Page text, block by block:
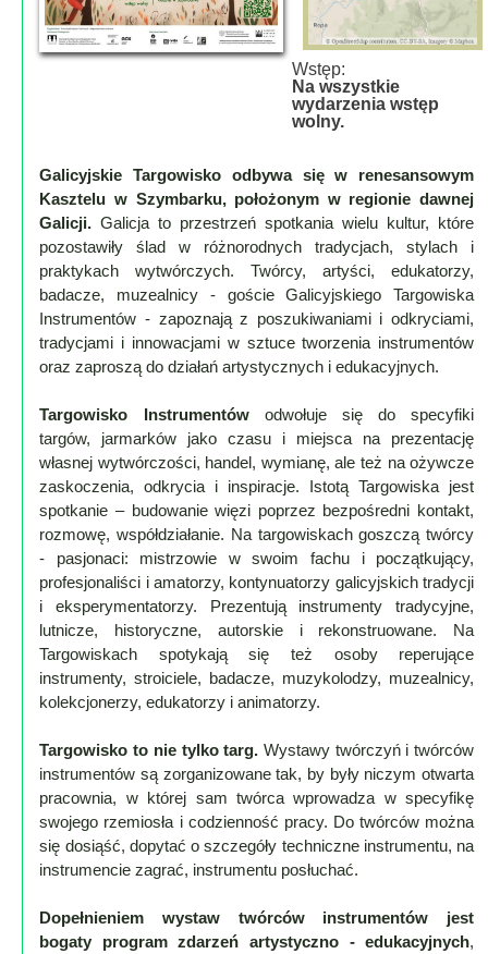
Firmy
Historia
Beskid
Niski
Pogórze
Kalendarz
imprez
wydarzeń...
Mapa
zdjęciami
Mapa
filmami
Mapa
filmy
Trasy
Przepisy
Dodaj
przepis
Forum
Świat
Wstęp:
Na wszystkie
wydarzenia wstęp
wolny.
Galicyjskie Targowisko odbywa się w renesansowym
Kasztelu w Szymbarku, położonym w regionie dawnej
Galicji.Galicja to przestrzeń spotkania wielu kultur, które
pozostawiły ślad w różnorodnych tradycjach, stylach i
praktykach wytwórczych. Twórcy, artyści, edukatorzy,
badacze, muzealnicy - goście Galicyjskiego Targowiska
Instrumentów - zapoznają z poszukiwaniami i odkryciami,
tradycjami i innowacjami w sztuce tworzenia instrumentów
oraz zaproszą do działań artystycznych i edukacyjnych.
Targowisko Instrumentówodwołuje się do specyfiki
targów, jarmarków jako czasu i miejsca na prezentację
własnej wytwórczości, handel, wymianę, ale też na ożywcze
zaskoczenia, odkrycia i inspiracje. Istotą Targowiska jest
spotkanie – budowanie więzi poprzez bezpośredni kontakt,
rozmowę, współdziałanie. Na targowiskach goszczą twórcy
- pasjonaci: mistrzowie w swoim fachu i początkujący,
profesjonaliści i amatorzy, kontynuatorzy galicyjskich tradycji
i eksperymentatorzy. Prezentują instrumenty tradycyjne,
lutnicze, historyczne, autorskie i rekonstruowane. Na
Targowiskach spotykają się też osoby reperujące
instrumenty, stroiciele, badacze, muzykolodzy, muzealnicy,
kolekcjonerzy, edukatorzy i animatorzy.
Targowisko to nie tylko targ. Wystawy twórczyń i twórców
instrumentów są zorganizowane tak, by były niczym otwarta
pracownia, w której sam twórca wprowadza w specyfikę
swojego rzemiosła i codzienność pracy. Do twórców można
się dosiąść, dopytać o szczegóły techniczne instrumentu, na
instrumencie zagrać, instrumentu posłuchać.
Dopełnieniem wystaw twórców instrumentów jest
bogaty program zdarzeń artystyczno - edukacyjnych,